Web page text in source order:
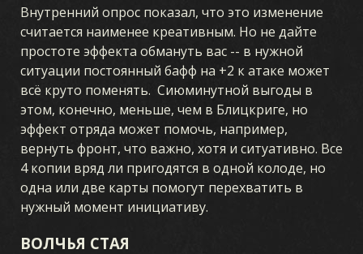
Внутренний опрос показал, что это изменение
считается наименее креативным. Но не дайте
простоте эффекта обмануть вас -- в нужной
ситуации постоянный бафф на +2 к атаке может
всё круто поменять. Сиюминутной выгоды в
этом, конечно, меньше, чем в Блицкриге, но
эффект отряда может помочь, например,
вернуть фронт, что важно, хотя и ситуативно. Все
4 копии вряд ли пригодятся в одной колоде, но
одна или две карты помогут перехватить в
нужный момент инициативу.
ВОЛЧЬЯ СТАЯ